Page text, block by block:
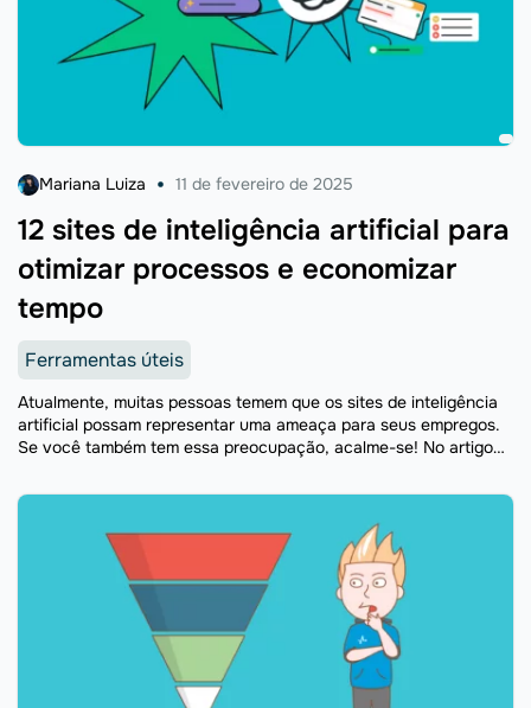
12 sites de inteligência artificial para
otimizar processos e economizar
tempo
Mariana Luiza 11 de fevereiro de 2025
Ferramentas úteis
Atualmente, muitas pessoas temem que os sites de inteligência
artificial possam representar uma ameaça para seus empregos.
Se você também tem essa preocupação, acalme-se! No artigo